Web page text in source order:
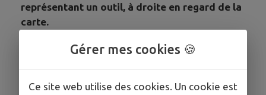
représentant un outil, à droite en regard de la
carte.
Clic sur le boutonGérer mes cookies 🍪
Ce site web utilise des cookies. Un cookie est